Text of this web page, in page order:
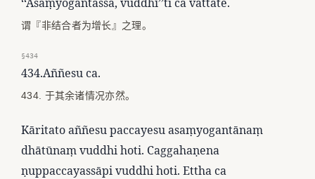
谓『非结合者为增长』之理。
§434
434.Aññesu ca.
434. 于其余诸情况亦然。
Kāritato aññesu paccayesu asaṃyogantānaṃ
dhātūnaṃ vuddhi hoti. Caggahaṇena
ṇuppaccayassāpi vuddhi hoti. Ettha ca